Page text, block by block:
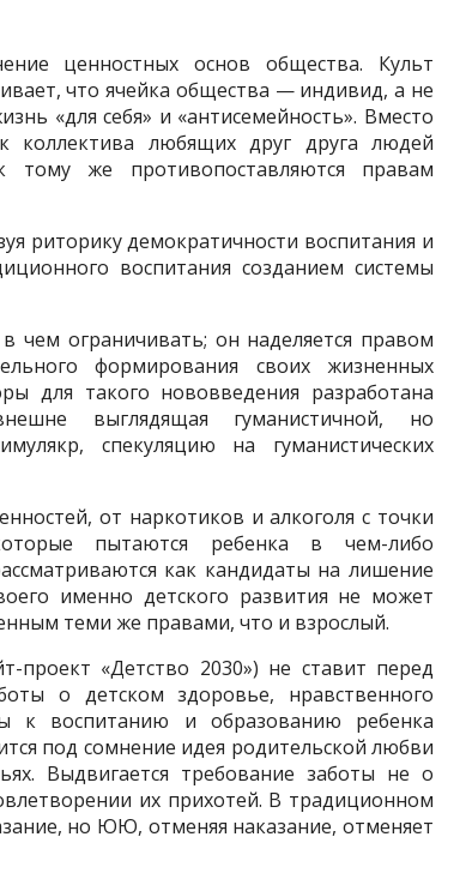
ценностных основ об­щества. Культ
что ячейка общества — индивид, а не
«для себя» и «антисемейность». Вместо
коллектива любящих друг друга людей
тому же противопоставляются правам
риторику демократич­ности воспитания и
воспитания созданием системы
ограничивать; он наде­ляется правом
форми­рования своих жизненных
для такого нововведения разработана
выглядящая гуманистичной, но
спекуляцию на гуманистических
от наркотиков и алкоголя с точки
пытаются ребенка в чем-либо
как кандидаты на лишение
именно детского развития не может
теми же правами, что и взрослый.
проект «Детство 2030») не ставит перед
о детском здоровье, нравственного
к вос­питанию и образованию ребенка
под сомнение идея родительской любви
Выдвигается требование заботы не о
их прихотей. В традицион­ном
но ЮЮ, отменяя наказание, отменяет